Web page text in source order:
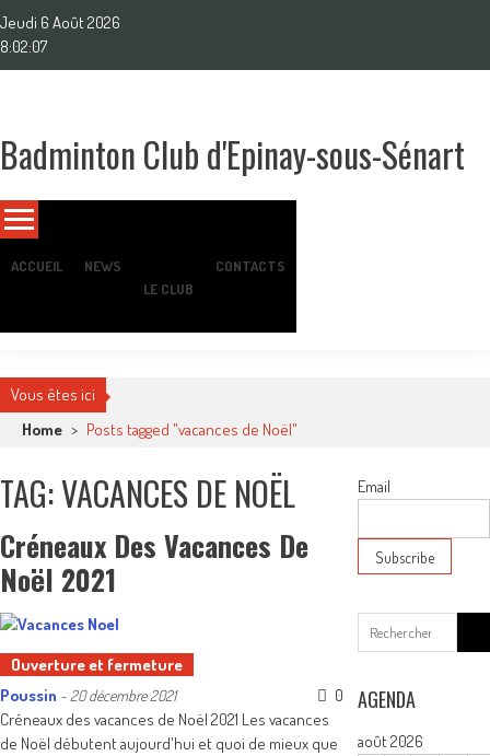
to
content
Jeudi 6 Août 2026
8:02:09
Badminton Club d'Epinay-sous-Sénart
ACCUEIL
NEWS
LE CLUB
CONTACTS
Vous êtes ici
Home > Posts tagged "vacances de Noël"
TAG: VACANCES DE NOËL
Créneaux Des Vacances De
Noël 2021
Ouverture et fermeture
Poussin - 20 décembre 2021
0
Créneaux des vacances de Noël 2021 Les vacances
de Noël débutent aujourd'hui et quoi de mieux que
Email
for:
AGENDA
août 2026